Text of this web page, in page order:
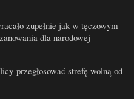
zupełnie jak w tęczowym -
dla narodowej
przegłosować strefę wolną od